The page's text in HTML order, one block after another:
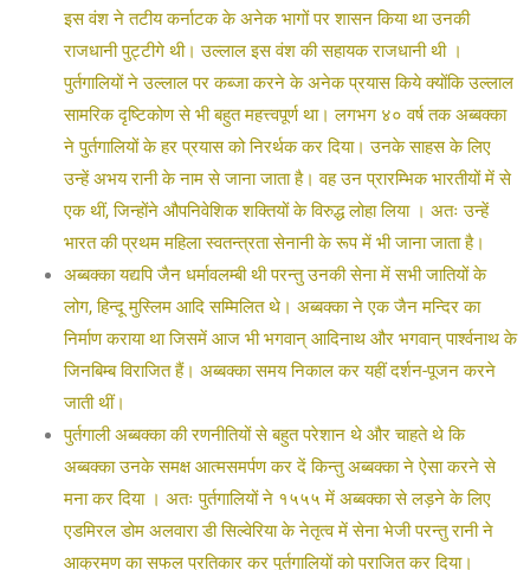
इस वंश ने तटीय कर्नाटक के अनेक भागों पर शासन किया था उनकी
राजधानी पुट्टीगे थी। उल्लाल इस वंश की सहायक राजधानी थी ।
पुर्तगालियों ने उल्लाल पर कब्जा करने के अनेक प्रयास किये क्योंकि उल्लाल
सामरिक दृष्टिकोण से भी बहुत महत्त्वपूर्ण था। लगभग ४० वर्ष तक अब्बक्का
ने पुर्तगालियों के हर प्रयास को निरर्थक कर दिया। उनके साहस के लिए
उन्हें अभय रानी के नाम से जाना जाता है। वह उन प्रारम्भिक भारतीयों में से
एक थीं, जिन्होंने औपनिवेशिक शक्तियों के विरुद्ध लोहा लिया । अतः उन्हें
भारत की प्रथम महिला स्वतन्त्रता सेनानी के रूप में भी जाना जाता है।
अब्बक्का यद्यपि जैन धर्मावलम्बी थी परन्तु उनकी सेना में सभी जातियों के
लोग, हिन्दू मुस्लिम आदि सम्मिलित थे। अब्बक्का ने एक जैन मन्दिर का
निर्माण कराया था जिसमें आज भी भगवान् आदिनाथ और भगवान् पार्श्वनाथ के
जिनबिम्ब विराजित हैं। अब्बक्का समय निकाल कर यहीं दर्शन-पूजन करने
जाती थीं।
पुर्तगाली अब्बक्का की रणनीतियों से बहुत परेशान थे और चाहते थे कि
अब्बक्का उनके समक्ष आत्मसमर्पण कर दें किन्तु अब्बक्का ने ऐसा करने से
मना कर दिया । अतः पुर्तगालियों ने १५५५ में अब्बक्का से लड़ने के लिए
एडमिरल डोम अलवारा डी सिल्वेरिया के नेतृत्व में सेना भेजी परन्तु रानी ने
आक्रमण का सफल प्रतिकार कर पुर्तगालियों को पराजित कर दिया।